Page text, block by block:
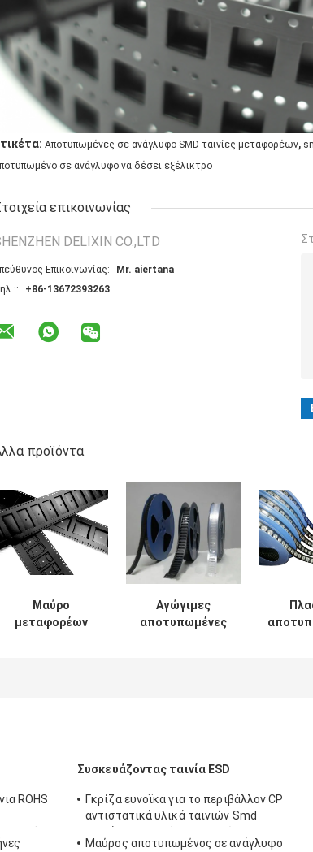
Αποτυπωμένες σε ανάγλυφο SMD ταινίες μεταφορέων,
σε ανάγλυφο να δέσει εξέλικτρο
επικοινωνίας
DELIXIN CO.,LTD
Επικοινωνίας:
Mr. aiertana
+86-13672393263
προϊόντα
Μαύρο
μεταφορέων
Αγώγιμες
αποτυπωμένες
ROHS
σωλήνων
Συσκευάζοντας ταινία ESD
Γκρίζα ευνοϊκά για το περιβάλλον CP
αντιστατικά υλικά ταινιών Smd
εγγράφου καρτών και εξελίκτρων
Μαύρος αποτυπωμένος σε ανάγλυφο